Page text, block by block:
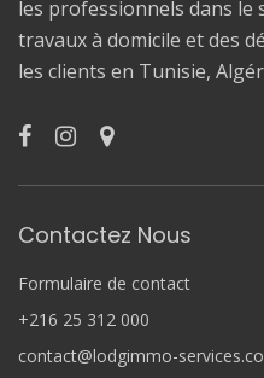
les professionnels dans le
travaux à domicile et des
les clients en Tunisie,
Contactez Nous
Formulaire de contact
+216 25 312 000
contact@lodgimmo-